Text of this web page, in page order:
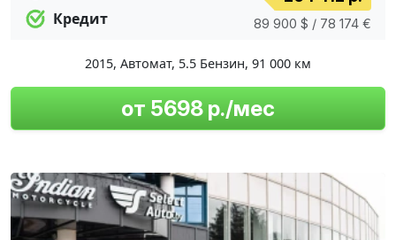
Кредит
89 900 $ / 78 174 €
2015, Автомат, 5.5 Бензин, 91 000 км
от 5698 р./мес